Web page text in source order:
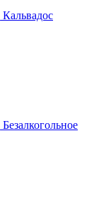
Кальвадос
Безалкогольное